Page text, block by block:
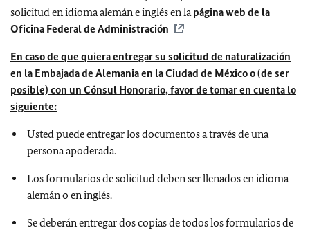
solicitud en idioma alemán e inglés en lapágina web de la
Oficina Federal de Administración
En caso de que quiera entregar su solicitud de naturalización
en la Embajada de Alemania en la Ciudad de México o (de ser
posible) con un Cónsul Honorario, favor de tomar en cuenta lo
siguiente:
Usted puede entregar los documentos a través de una
persona apoderada.
Los formularios de solicitud deben ser llenados en idioma
alemán o en inglés.
Se deberán entregar dos copias de todos los formularios de